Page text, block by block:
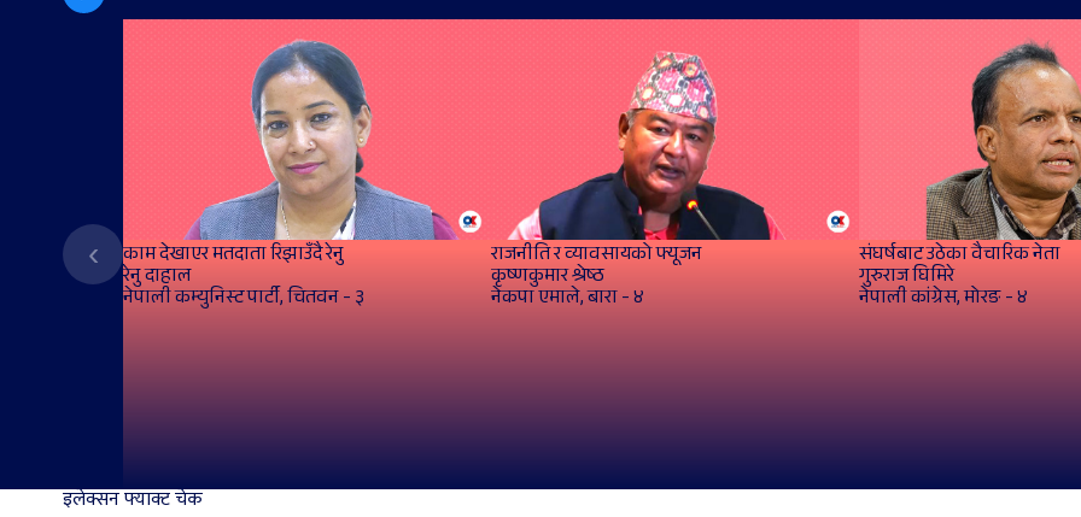
‹ काम देखाएर मतदाता रिझाउँदै रेनु
रेनु दाहाल
नेपाली कम्युनिस्ट पार्टी, चितवन - ३
राजनीति र व्यावसायको फ्यूजन
कृष्णकुमार श्रेष्ठ
नेकपा एमाले, बारा - ४
संघर्षबाट उठेका वैचारिक नेता
गुरुराज घिमिरे
नेपाली कांग्रेस, मोरङ - ४
इलेक्सन फ्याक्ट चेक